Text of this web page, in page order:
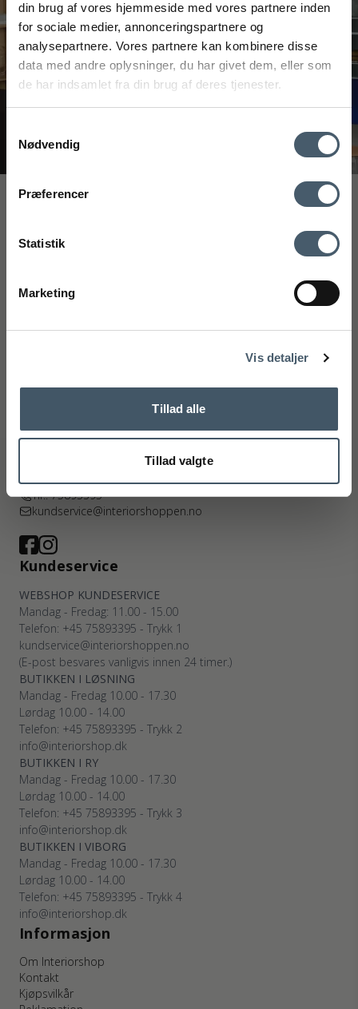
din brug af vores hjemmeside med vores partnere inden
for sociale medier, annonceringspartnere og
analysepartnere. Vores partnere kan kombinere disse
data med andre oplysninger, du har givet dem, eller som
de har indsamlet fra din brug af deres tjenester.
Nødvendig
Præferencer
Statistik
Marketing
Vis detaljer
Tillad alle
Tillad valgte
Interiør A/S
Højmarksvej 34
Kyhnsvej 6
Viborg
(Google Maps)
Org. nr.: CVR nr.: 27921124
Tlf.: 75893395
kundservice@interiorshoppen.no
Kundeservice
WEBSHOP KUNDESERVICE
Mandag - Fredag: 11.00 - 15.00
Telefon: +45 75893395 - Trykk 1
kundservice@interiorshoppen.no
(E-post besvares vanligvis innen 24 timer.)
BUTIKKEN I LØSNING
Mandag - Fredag 10.00 - 17.30
Lørdag 10.00 - 14.00
Telefon: +45 75893395 - Trykk 2
info@interiorshop.dk
BUTIKKEN I RY
Mandag - Fredag 10.00 - 17.30
Lørdag 10.00 - 14.00
Telefon: +45 75893395 - Trykk 3
info@interiorshop.dk
BUTIKKEN I VIBORG
Mandag - Fredag 10.00 - 17.30
Lørdag 10.00 - 14.00
Telefon: +45 75893395 - Trykk 4
info@interiorshop.dk
Informasjon
Om Interiorshop
Kontakt
Kjøpsvilkår
FÅ 20% RABATT
Få 20 % rabatt ved å melde deg på vårt nyhetsbrev.
*Rabatten din kan ikke brukes på allerede nedsatte varer
eller produkter fra Rocket.
Ved å registrere deg godtar du å motta vårt nyhetsbrev
med gode tilbud og inspirasjon. Du kan alltid trekke tilbake
Nej tak